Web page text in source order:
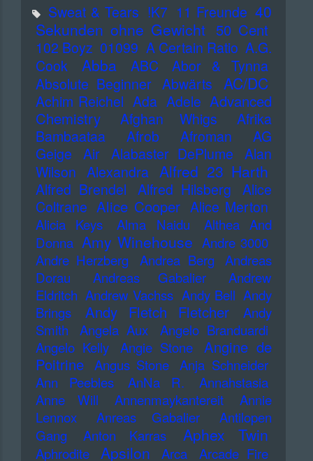
Sweat & Tears !K7 11 Freunde 40
Sekunden ohne Gewicht 50 Cent
102 Boyz 01099 A Certain Ratio A.G.
Cook
Abba ABC
Abor & Tynna
Absolute Beginner Abwärts AC/DC
Achim Reichel Ada Adele Advanced
Chemistry
Afghan Whigs
Afrika
Bambaataa
Afrob Afroman
AG
Geige
Air Alabaster DePlume
Alan
Wilson Alexandra Alfred 23 Harth
Alfred Brendel Alfred Hilsberg
Alice
Coltrane Alice Cooper Alice Merton
Alicia Keys Alma Naidu
Althea And
Donna Amy Winehouse Andre 3000
Andre Herzberg
Andrea Berg
Andreas
Dorau
Andreas Gabalier
Andrew
Eldritch Andrew Vachss Andy Bell Andy
Brings
Andy Fletch Fletcher
Andy
Smith
Angela Aux
Angelo Branduardi
Angelo Kelly
Angie Stone
Angine de
Poitrine Angus Stone Anja Schneider
Ann Peebles
AnNa R.
Annahstasia
Anne Will
Annenmaykantereit
Annie
Lennox
Anreas Gabalier
Antilopen
Gang
Anton Karras Aphex Twin
Aphrodite Apsilon Arca Arcade Fire